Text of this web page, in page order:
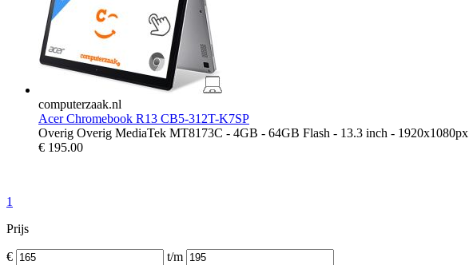
computerzaak.nl
Acer Chromebook R13 CB5-312T-K7SP
Overig Overig MediaTek MT8173C - 4GB - 64GB Flash - 13.3 inch - 1920x1080px
€ 195.00
1
Prijs
€ t/m